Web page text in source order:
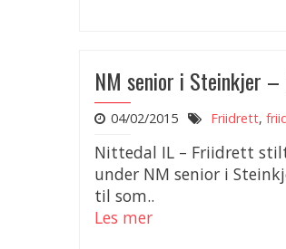
NM senior i Steinkjer
04/02/2015 Friidrett,
Nittedal IL – Friidrett
under NM senior i
til som..
Les mer